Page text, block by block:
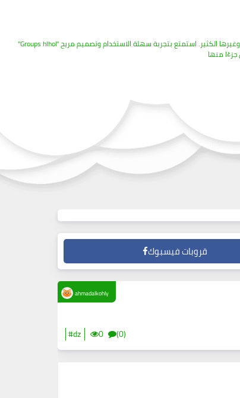
"Groups hlhol" جروبات واتساب هو دليلك الشامل لاكتشاف والانضمام إلى أفضل الجروبات العربية المتنوعة. نقدم قائمة متجددة ومرتبة لمجموعات تغطي مجالات مثل التكنولوجيا، الإعلام، التعليم، الرياضة، وغيرها الكثير. استمتع بتجربة سهلة الاستخدام وتصميم مريح
قروبات فيسبوك
#dz 0 (0)
ahmadalkohly